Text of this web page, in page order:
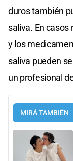
duros también
saliva. En
y los
saliva pueden
un profesional
MIRÁ TAMBIÉN